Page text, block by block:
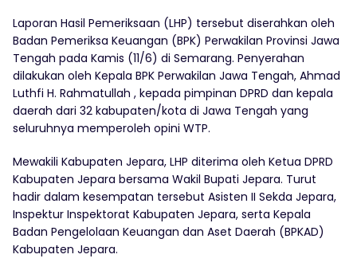
Laporan Hasil Pemeriksaan (LHP) tersebut diserahkan oleh
Badan Pemeriksa Keuangan (BPK) Perwakilan Provinsi Jawa
Tengah pada Kamis (11/6) di Semarang. Penyerahan
dilakukan oleh Kepala BPK Perwakilan Jawa Tengah, Ahmad
Luthfi H. Rahmatullah , kepada pimpinan DPRD dan kepala
daerah dari 32 kabupaten/kota di Jawa Tengah yang
seluruhnya memperoleh opini WTP.
Mewakili Kabupaten Jepara, LHP diterima oleh Ketua DPRD
Kabupaten Jepara bersama Wakil Bupati Jepara. Turut
hadir dalam kesempatan tersebut Asisten II Sekda Jepara,
Inspektur Inspektorat Kabupaten Jepara, serta Kepala
Badan Pengelolaan Keuangan dan Aset Daerah (BPKAD)
Kabupaten Jepara.